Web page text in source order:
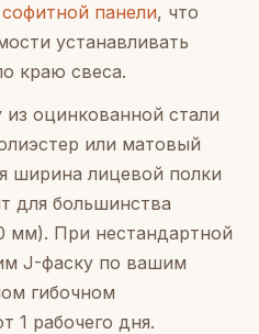
софитной панели, что
устанавливать
краю свеса.
оцинкованной стали
или матовый
ширина лицевой полки
для большинства
мм). При нестандартной
J-фаску по вашим
гибочном
1 рабочего дня.